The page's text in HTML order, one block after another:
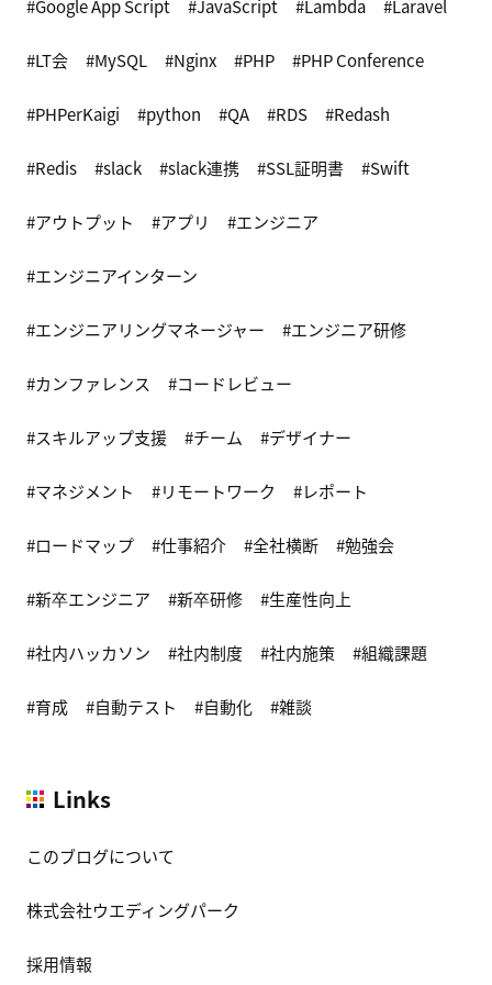
Google App Script JavaScript Lambda Laravel
LT会 MySQL Nginx PHP PHP Conference
PHPerKaigi python QA RDS Redash
Redis slack slack連携 SSL証明書 Swift
アウトプット アプリ エンジニア
エンジニアインターン
エンジニアリングマネージャー エンジニア研修
カンファレンス コードレビュー
スキルアップ支援 チーム デザイナー
マネジメント リモートワーク レポート
ロードマップ 仕事紹介 全社横断 勉強会
新卒エンジニア 新卒研修 生産性向上
社内ハッカソン 社内制度 社内施策 組織課題
育成 自動テスト 自動化 雑談
Links
このブログについて
株式会社ウエディングパーク
採用情報